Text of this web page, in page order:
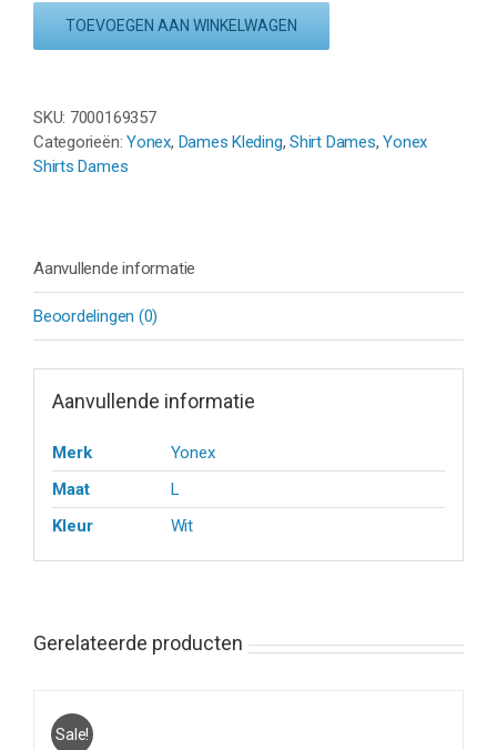
-
TOEVOEGEN AAN WINKELWAGEN
SKU: 7000169357
Categorieën:Yonex, Dames Kleding,Shirt Dames,Yonex
Shirts Dames
Aanvullende informatie
Beoordelingen (0)
Aanvullende informatie
Merk
Yonex
Maat
L
Kleur
Wit
Gerelateerde producten
Sale!